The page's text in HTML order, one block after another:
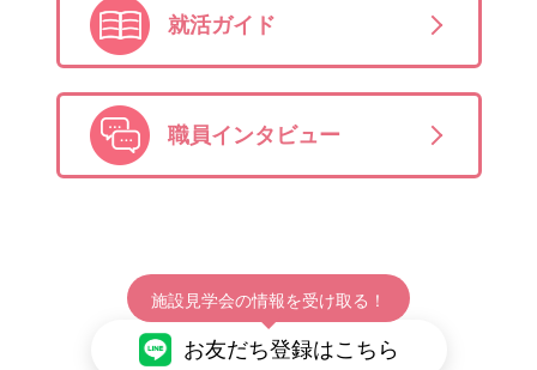
就活ガイド
職員インタビュー
施設見学会の情報を受け取る！
お友だち登録はこちら